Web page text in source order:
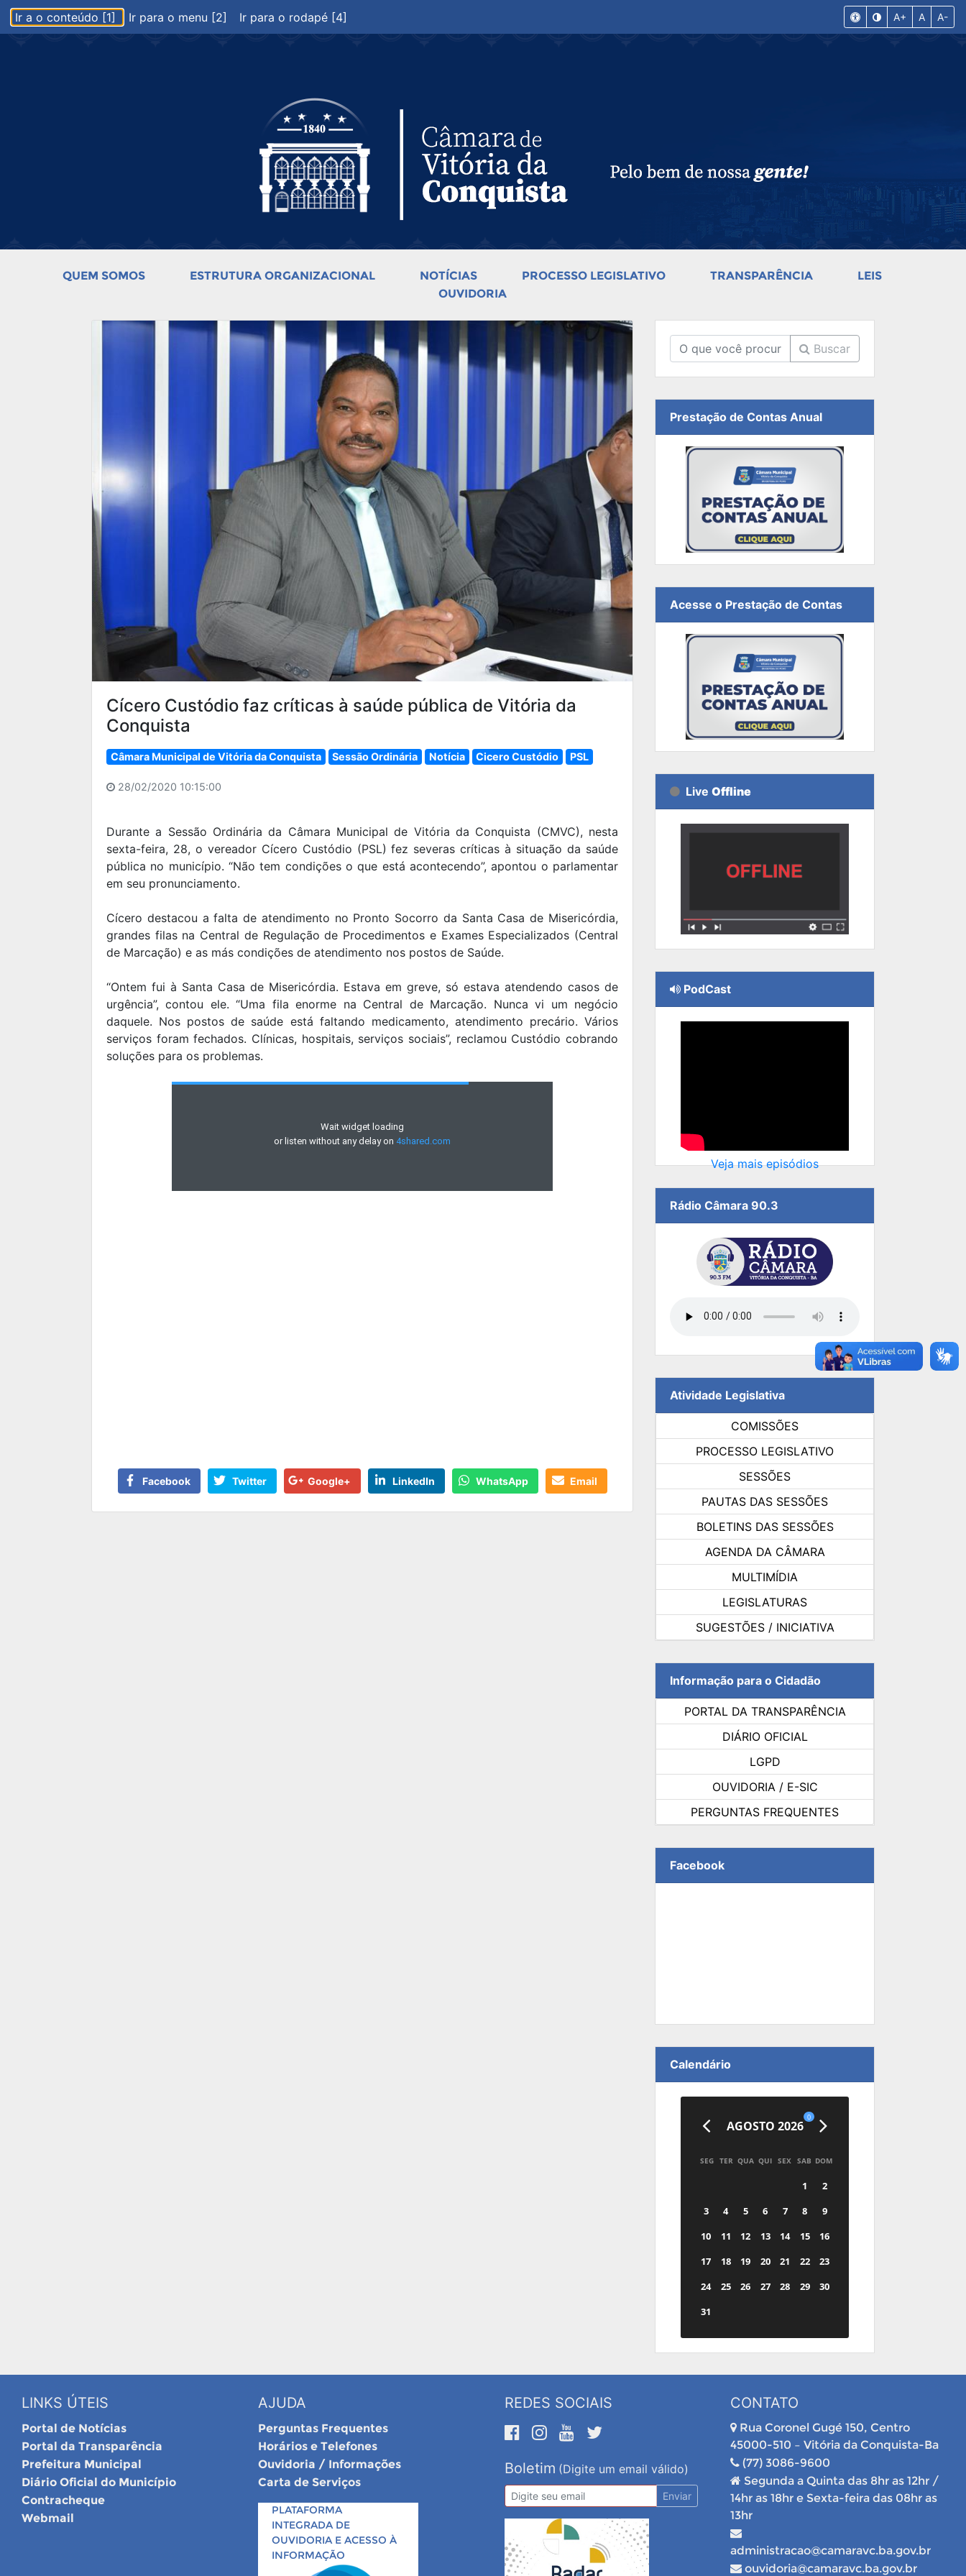
Ir a o conteúdo [1] Ir para o menu [2] Ir para o rodapé [4] A+ A A-
QUEM SOMOS ESTRUTURA ORGANIZACIONAL NOTÍCIAS PROCESSO LEGISLATIVO TRANSPARÊNCIA
LEIS
OUVIDORIA
Cícero Custódio faz críticas à saúde pública de Vitória da
Conquista
Câmara Municipal de Vitória da Conquista Sessão Ordinária Notícia Cicero Custódio PSL
28/02/2020 10:15:00
Durante a Sessão Ordinária da Câmara Municipal de Vitória da Conquista (CMVC), nesta
sexta-feira, 28, o vereador Cícero Custódio (PSL) fez severas críticas à situação da saúde
pública no município. “Não tem condições o que está acontecendo”, apontou o parlamentar
em seu pronunciamento.
Cícero destacou a falta de atendimento no Pronto Socorro da Santa Casa de Misericórdia,
grandes filas na Central de Regulação de Procedimentos e Exames Especializados (Central
de Marcação) e as más condições de atendimento nos postos de Saúde.
“Ontem fui à Santa Casa de Misericórdia. Estava em greve, só estava atendendo casos de
urgência”, contou ele. “Uma fila enorme na Central de Marcação. Nunca vi um negócio
daquele. Nos postos de saúde está faltando medicamento, atendimento precário. Vários
serviços foram fechados. Clínicas, hospitais, serviços sociais”, reclamou Custódio cobrando
soluções para os problemas.
Facebook Twitter Google+ LinkedIn WhatsApp Email
Buscar
Prestação de Contas Anual
Acesse o Prestação de Contas
Live Offline
PodCast
Veja mais episódios
Rádio Câmara 90.3
Atividade Legislativa
COMISSÕES
PROCESSO LEGISLATIVO
SESSÕES
PAUTAS DAS SESSÕES
BOLETINS DAS SESSÕES
AGENDA DA CÂMARA
MULTIMÍDIA
LEGISLATURAS
SUGESTÕES / INICIATIVA
Informação para o Cidadão
PORTAL DA TRANSPARÊNCIA
DIÁRIO OFICIAL
LGPD
OUVIDORIA / E-SIC
PERGUNTAS FREQUENTES
Facebook
Calendário
AGOSTO 2026
0
SEG TER QUA QUI SEX SAB DOM
1
2
3
4 5 6 7 8
9
10
11 12 13 14 15
16
17
18 19 20 21 22
23
24
25 26 27 28 29
30
31
LINKS ÚTEIS
Portal de Notícias
Portal da Transparência
Prefeitura Municipal
Diário Oficial do Município
Contracheque
Webmail
AJUDA
Perguntas Frequentes
Horários e Telefones
Ouvidoria / Informações
Carta de Serviços
PLATAFORMA
INTEGRADA DE
OUVIDORIA E ACESSO À
INFORMAÇÃO
REDES SOCIAIS
Boletim (Digite um email válido)
Enviar
CONTATO
Rua Coronel Gugé 150, Centro
45000-510 – Vitória da Conquista-Ba
(77) 3086-9600
Segunda a Quinta das 8hr as 12hr /
14hr as 18hr e Sexta-feira das 08hr as
13hr
administracao@camaravc.ba.gov.br
ouvidoria@camaravc.ba.gov.br